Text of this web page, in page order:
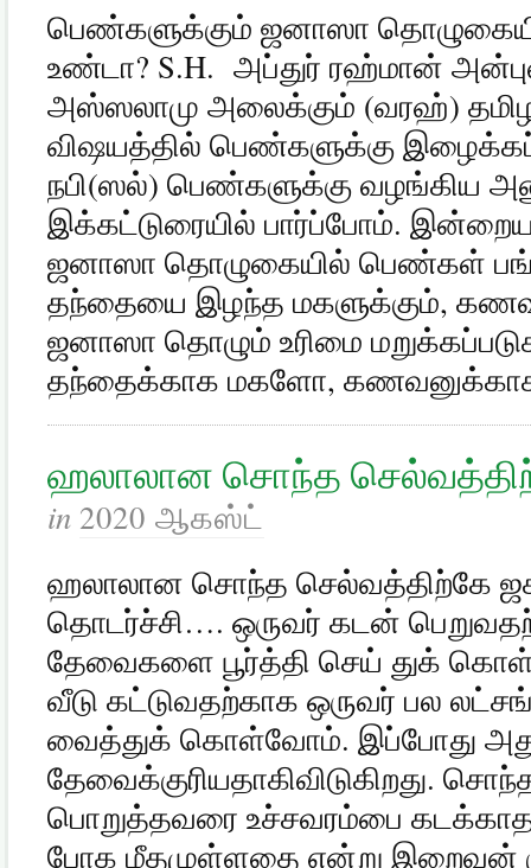
பெண்களுக்கும் ஜனாஸா
உண்டா? S.H. அப்துர் ரஹ்மான்
அஸ்ஸலாமு அலைக்கும் (வரஹ்)
விஷயத்தில் பெண்களுக்கு
நபி(ஸல்) பெண்களுக்கு வழங்கிய
இக்கட்டுரையில் பார்ப்போம்.
ஜனாஸா தொழுகையில் பெண்கள்
தந்தையை இழந்த மகளுக்கும்,
ஜனாஸா தொழும் உரிமை
தந்தைக்காக மகளோ,
ஹலாலான சொந்த
in 2020 ஆகஸ்ட்
ஹலாலான சொந்த செல்வத்திற்கே
தொடர்ச்சி…. ஒருவர் கடன்
தேவைகளை பூர்த்தி செய் துக்
வீடு கட்டுவதற்காக ஒருவர் பல
வைத்துக் கொள்வோம். இப்போது
தேவைக்குரியதாகிவிடுகிறது.
பொறுத்தவரை உச்சவரம்பை
போக மீதமுள்ளதை என்று இறைவன்